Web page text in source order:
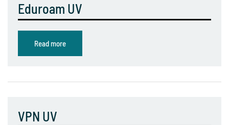
Eduroam UV
Read more
VPN UV